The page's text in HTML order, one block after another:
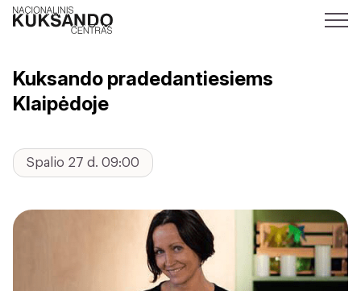
Kuksando pradedantiesiems
Klaipėdoje
Spalio 27 d. 09:00